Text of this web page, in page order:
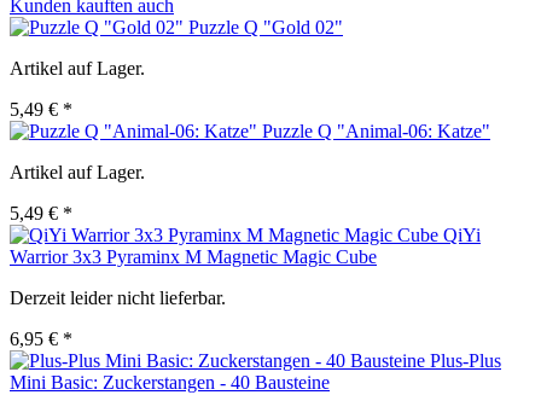
Kunden kauften auch
Puzzle Q "Gold 02"
Artikel auf Lager.
5,49 € *
Puzzle Q "Animal-06: Katze"
Artikel auf Lager.
5,49 € *
QiYi
Warrior 3x3 Pyraminx M Magnetic Magic Cube
Derzeit leider nicht lieferbar.
6,95 € *
Plus-Plus
Mini Basic: Zuckerstangen - 40 Bausteine